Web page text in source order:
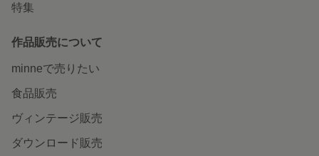
特集
作品販売について
minneで売りたい
食品販売
ヴィンテージ販売
ダウンロード販売